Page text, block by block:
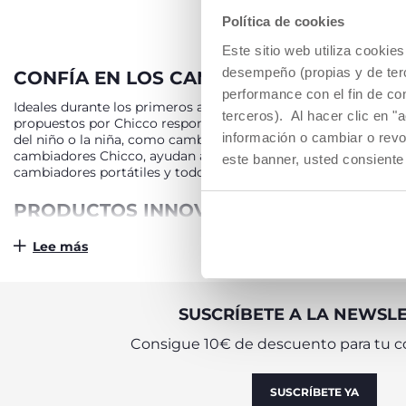
Política de cookies
Este sitio web utiliza
desempeño (propias y de
performance con el fin de
terceros). Al hacer clic en
información o cambiar o
este banner, usted
CONFÍA EN LOS CAMBIADORES Y LAS
Ideales durante los primeros años del bebé, las bañeras y
propuestos por Chicco responden a las necesidades de los
del niño o la niña, como cambiarlo de pañal o bañarlo. Para
cambiadores Chicco, ayudan a los más pequeños de la
cambiadores portátiles y todos los demás modelos que
PRODUCTOS INNOVADORES PARA
Las modernas líneas de las bañeras y cambiadores para
pañales y el aseo diario: soluciones versátiles para todas las
cómoda para acomodar al niño o la niña a la hora del
Incluso, si es necesario, se puede plegar para guardar el
cómodos y prácticos para poder llevarlo contigo a donde
DESCUBRE LAS BAÑERA Y
Además de los cambiadores con adaptadores y estantes,
Lee más
SUSCRÍBETE A LA
Consigue 10€ de descuento para tu
SUSCRÍBETE YA